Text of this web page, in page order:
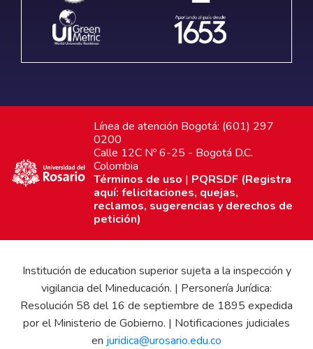
Línea de atención Bogotá: (601) 297
0200
Calle 12C Nº 6-25 - Bogotá D.C.
Colombia
Términos de uso | PQRSDF (Registra
aquí: felicitaciones, quejas,
reclamos, sugerencias y derechos de
petición)
Institución de education superior sujeta a la inspección y
vigilancia del Mineducación. | Personería Jurídica:
Resolución 58 del 16 de septiembre de 1895 expedida
por el Ministerio de Gobierno. | Notificaciones judiciales
en juridica@urosario.edu.co